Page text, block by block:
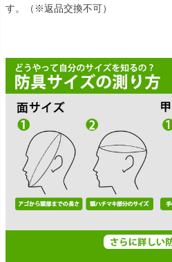
す。（※返品交換不可）